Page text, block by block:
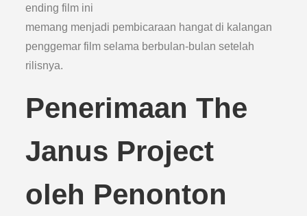
ending film ini
memang menjadi pembicaraan hangat di kalangan
penggemar film selama berbulan-bulan setelah
rilisnya.
Penerimaan The
Janus Project
oleh Penonton